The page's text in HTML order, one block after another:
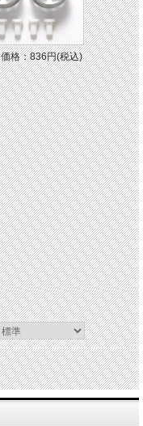
価格：836円(税込)